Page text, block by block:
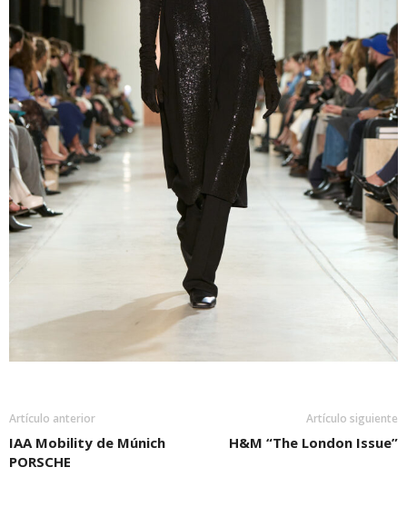
Artículo anterior
IAA Mobility de Múnich
PORSCHE
Artículo siguiente
H&M “The London Issue”